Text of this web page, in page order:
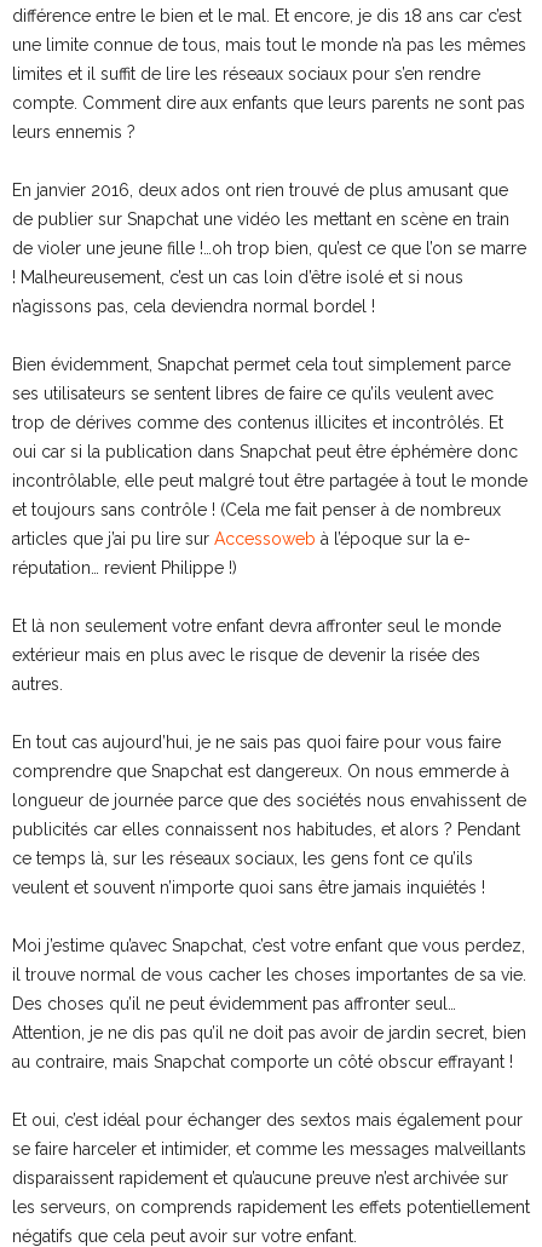
différence entre le bien et le mal. Et encore, je dis 18 ans car c’est
une limite connue de tous, mais tout le monde n’a pas les mêmes
limites et il suffit de lire les réseaux sociaux pour s’en rendre
compte. Comment dire aux enfants que leurs parents ne sont pas
leurs ennemis ?
En janvier 2016, deux ados ont rien trouvé de plus amusant que
de publier sur Snapchat une vidéo les mettant en scène en train
de violer une jeune fille !…oh trop bien, qu’est ce que l’on se marre
! Malheureusement, c’est un cas loin d’être isolé et si nous
n’agissons pas, cela deviendra normal bordel !
Bien évidemment, Snapchat permet cela tout simplement parce
ses utilisateurs se sentent libres de faire ce qu’ils veulent avec
trop de dérives comme des contenus illicites et incontrôlés. Et
oui car si la publication dans Snapchat peut être éphémère donc
incontrôlable, elle peut malgré tout être partagée à tout le monde
et toujours sans contrôle ! (Cela me fait penser à de nombreux
articles que j’ai pu lire sur Accessoweb à l’époque sur la e-
réputation… revient Philippe !)
Et là non seulement votre enfant devra affronter seul le monde
extérieur mais en plus avec le risque de devenir la risée des
autres.
En tout cas aujourd’hui, je ne sais pas quoi faire pour vous faire
comprendre que Snapchat est dangereux. On nous emmerde à
longueur de journée parce que des sociétés nous envahissent de
publicités car elles connaissent nos habitudes, et alors ? Pendant
ce temps là, sur les réseaux sociaux, les gens font ce qu’ils
veulent et souvent n’importe quoi sans être jamais inquiétés !
Moi j’estime qu’avec Snapchat, c’est votre enfant que vous perdez,
il trouve normal de vous cacher les choses importantes de sa vie.
Des choses qu’il ne peut évidemment pas affronter seul…
Attention, je ne dis pas qu’il ne doit pas avoir de jardin secret, bien
au contraire, mais Snapchat comporte un côté obscur effrayant !
Et oui, c’est idéal pour échanger des sextos mais également pour
se faire harceler et intimider, et comme les messages malveillants
disparaissent rapidement et qu’aucune preuve n’est archivée sur
les serveurs, on comprends rapidement les effets potentiellement
négatifs que cela peut avoir sur votre enfant.